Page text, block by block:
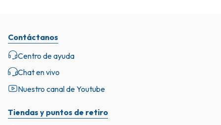
Tiendas y puntos de retiro
Contáctanos
Centro de ayuda
Chat en vivo
Nuestro canal de Youtube